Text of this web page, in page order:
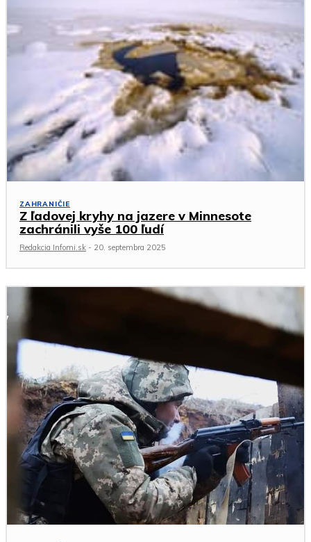
ZAHRANIČIE
Z ľadovej kryhy na jazere v Minnesote
zachránili vyše 100 ľudí
Redakcia Infomi.sk - 20. septembra 2025